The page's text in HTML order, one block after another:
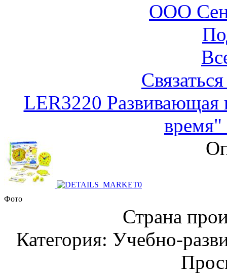
ООО
LER3220 Развивающая
время"
Фото
Страна
Категория: Учебно-